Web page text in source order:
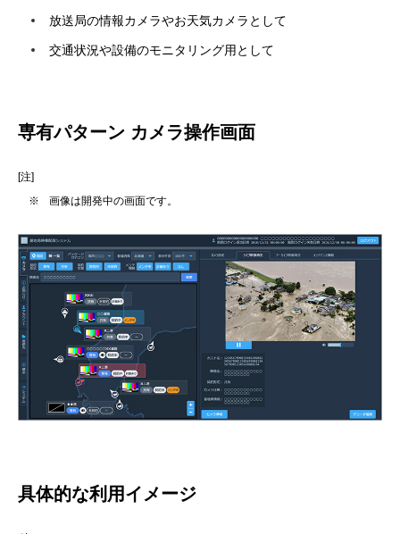
放送局の情報カメラやお天気カメラとして
交通状況や設備のモニタリング用として
専有パターン カメラ操作画面
[注]
※
画像は開発中の画面です。
具体的な利用イメージ